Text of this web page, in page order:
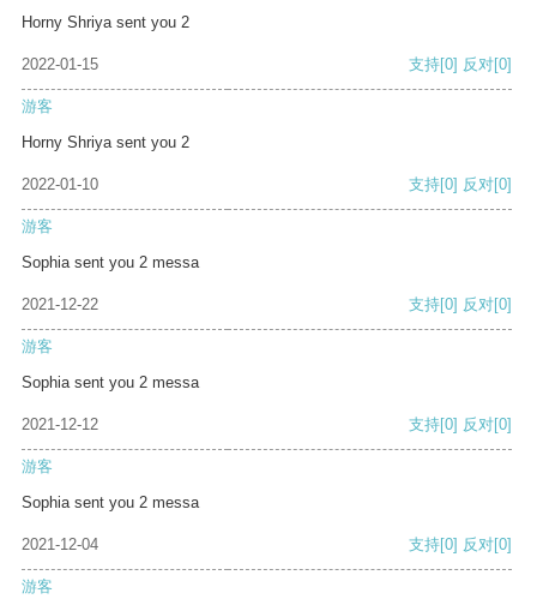
Horny Shriya sent you 2
2022-01-15 支持[0] 反对[0]
游客
Horny Shriya sent you 2
2022-01-10 支持[0] 反对[0]
游客
Sophia sent you 2 messa
2021-12-22 支持[0] 反对[0]
游客
Sophia sent you 2 messa
2021-12-12 支持[0] 反对[0]
游客
Sophia sent you 2 messa
2021-12-04 支持[0] 反对[0]
游客